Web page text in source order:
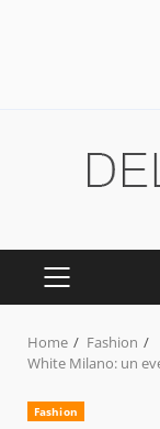
PRIMARY
Home
Fashion
White Milano: un
Fashion